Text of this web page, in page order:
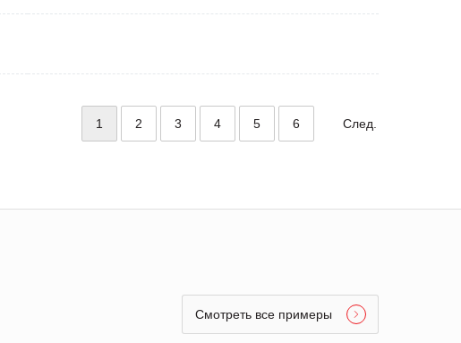
1 2 3 4 5 6 След.
Смотреть все примеры